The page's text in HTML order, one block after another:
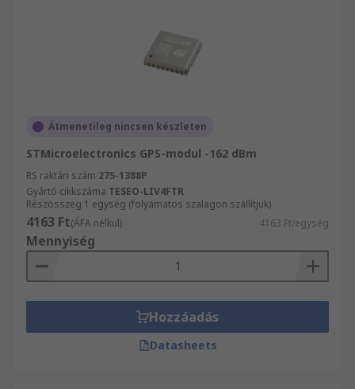
Átmenetileg nincsen készleten
STMicroelectronics GPS-modul -162 dBm
RS raktári szám 275-1388P
Gyártó cikkszáma TESEO-LIV4FTR
Részösszeg 1 egység (folyamatos szalagon szállítjuk)
4163 Ft(ÁFA nélkül) 4163 Ft/egység
Mennyiség
Hozzáadás
Datasheets